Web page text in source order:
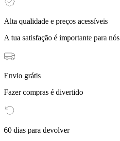
Alta qualidade e preços acessíveis
A tua satisfação é importante para nós
Envio grátis
Fazer compras é divertido
60 dias para devolver